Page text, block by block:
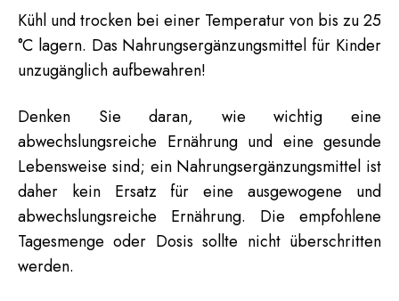
Kühl und trocken bei einer Temperatur von bis zu 25
°C lagern. Das Nahrungsergänzungsmittel für Kinder
unzugänglich aufbewahren!
Denken Sie daran, wie wichtig eine
abwechslungsreiche Ernährung und eine gesunde
Lebensweise sind; ein Nahrungsergänzungsmittel ist
daher kein Ersatz für eine ausgewogene und
abwechslungsreiche Ernährung. Die empfohlene
Tagesmenge oder Dosis sollte nicht überschritten
werden.